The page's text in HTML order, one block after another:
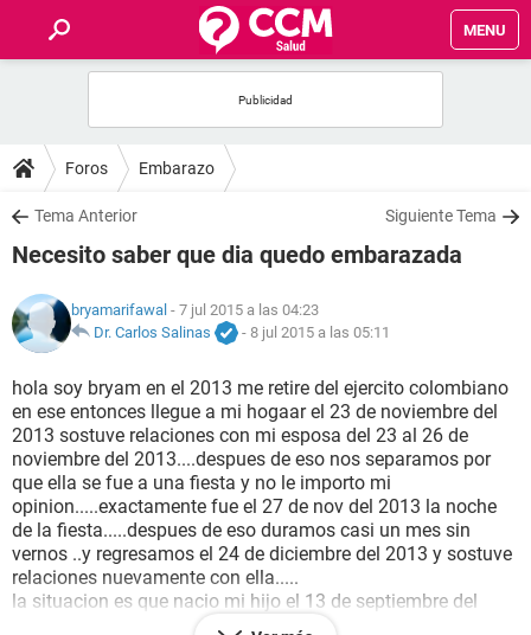
MENU
FOROS
SALUD
NUTRICIÓN
BIENESTAR
SEXUALIDAD
GLOSARIO
Foros Embarazo
Tema Anterior Siguiente Tema
Necesito saber que dia quedo embarazada
bryamarifawal - 7 jul 2015 a las 04:23
Dr. Carlos Salinas
- 8 jul 2015 a las 05:11
hola soy bryam en el 2013 me retire del ejercito colombiano
en ese entonces llegue a mi hogaar el 23 de noviembre del
2013 sostuve relaciones con mi esposa del 23 al 26 de
noviembre del 2013....despues de eso nos separamos por
que ella se fue a una fiesta y no le importo mi
opinion.....exactamente fue el 27 de nov del 2013 la noche
de la fiesta.....despues de eso duramos casi un mes sin
vernos ..y regresamos el 24 de diciembre del 2013 y sostuve
relaciones nuevamente con ella.....
la situacion es que nacio mi hijo el 13 de septiembre del
2014 y quiero saber si las fechas considen .....si es mio el